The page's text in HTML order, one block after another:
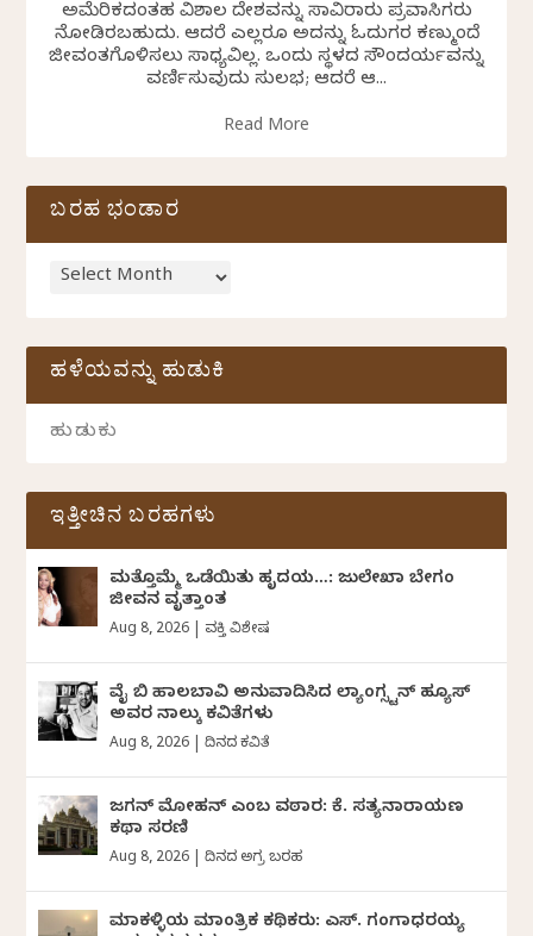
ಅಮೆರಿಕದಂತಹ ವಿಶಾಲ ದೇಶವನ್ನು ಸಾವಿರಾರು ಪ್ರವಾಸಿಗರು
ನೋಡಿರಬಹುದು. ಆದರೆ ಎಲ್ಲರೂ ಅದನ್ನು ಓದುಗರ ಕಣ್ಮುಂದೆ
ಜೀವಂತಗೊಳಿಸಲು ಸಾಧ್ಯವಿಲ್ಲ. ಒಂದು ಸ್ಥಳದ ಸೌಂದರ್ಯವನ್ನು
ವರ್ಣಿಸುವುದು ಸುಲಭ; ಆದರೆ ಆ...
Read More
ಬರಹ ಭಂಡಾರ
ಹಳೆಯವನ್ನು ಹುಡುಕಿ
ಇತ್ತೀಚಿನ ಬರಹಗಳು
ಮತ್ತೊಮ್ಮೆ ಒಡೆಯಿತು ಹೃದಯ…: ಜುಲೇಖಾ ಬೇಗಂ
ಜೀವನ ವೃತ್ತಾಂತ
Aug 8, 2026 ವ್ಯಕ್ತಿ ವಿಶೇಷ
ವೈ ಬಿ ಹಾಲಬಾವಿ ಅನುವಾದಿಸಿದ ಲ್ಯಾಂಗ್ಸ್ಟನ್ ಹ್ಯೂಸ್
ಅವರ ನಾಲ್ಕು ಕವಿತೆಗಳು
Aug 8, 2026 |ದಿನದ ಕವಿತೆ
ಜಗನ್‌ ಮೋಹನ್‌ ಎಂಬ ವಠಾರ: ಕೆ. ಸತ್ಯನಾರಾಯಣ
ಕಥಾ ಸರಣಿ
Aug 8, 2026 |ದಿನದ ಅಗ್ರ ಬರಹ
ಮಾಕಳ್ಳಿಯ ಮಾಂತ್ರಿಕ ಕಥಿಕರು: ಎಸ್. ಗಂಗಾಧರಯ್ಯ